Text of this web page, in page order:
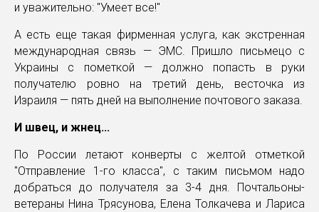
и уважительно: "Умеет все!"
А есть еще такая фирменная услуга, как экстренная
международная связь — ЭМС. Пришло письмецо с
Украины с пометкой — должно попасть в руки
получателю ровно на третий день, весточка из
Израиля — пять дней на выполнение почтового заказа.
И швец, и жнец...
По России летают конверты с желтой отметкой
"Отправление 1-го класса", с таким письмом надо
добраться до получателя за 3-4 дня. Почтальоны-
ветераны Нина Трясунова, Елена Толкачева и Лариса